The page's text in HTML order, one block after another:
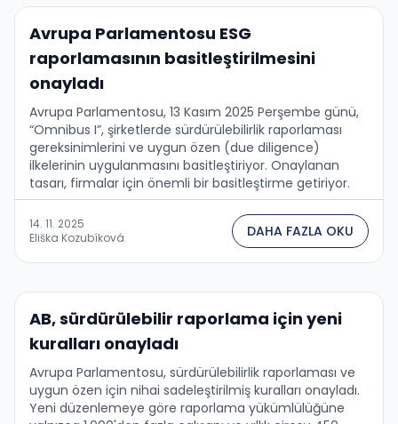
Avrupa Parlamentosu ESG
raporlamasının basitleştirilmesini
onayladı
Avrupa Parlamentosu, 13 Kasım 2025 Perşembe günü,
“Omnibus I”, şirketlerde sürdürülebilirlik raporlaması
gereksinimlerini ve uygun özen (due diligence)
ilkelerinin uygulanmasını basitleştiriyor. Onaylanan
tasarı, firmalar için önemli bir basitleştirme getiriyor.
14. 11. 2025
Eliška Kozubíková
DAHA FAZLA OKU
AB, sürdürülebilir raporlama için yeni
kuralları onayladı
Avrupa Parlamentosu, sürdürülebilirlik raporlaması ve
uygun özen için nihai sadeleştirilmiş kuralları onayladı.
Yeni düzenlemeye göre raporlama yükümlülüğüne